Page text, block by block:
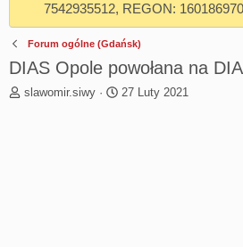
7542935512, REGON:
Forum ogólne (Gdańsk)
DIAS Opole powołana na
T
slawomir.siwy
R
27 Luty 2021